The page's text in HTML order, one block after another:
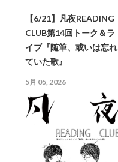
【6/21】凡夜READING
CLUB第14回トーク＆ラ
イブ『随筆、或いは忘れ
ていた歌』
5月 05, 2026